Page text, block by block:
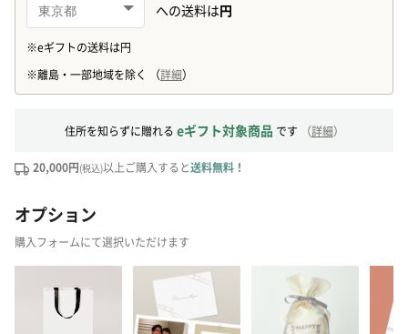
住所を知らずに贈れる eギフト対象商品 です （詳細）
20,000円(税込)以上ご購入すると送料無料！
オプション
購入フォームにて選択いただけます